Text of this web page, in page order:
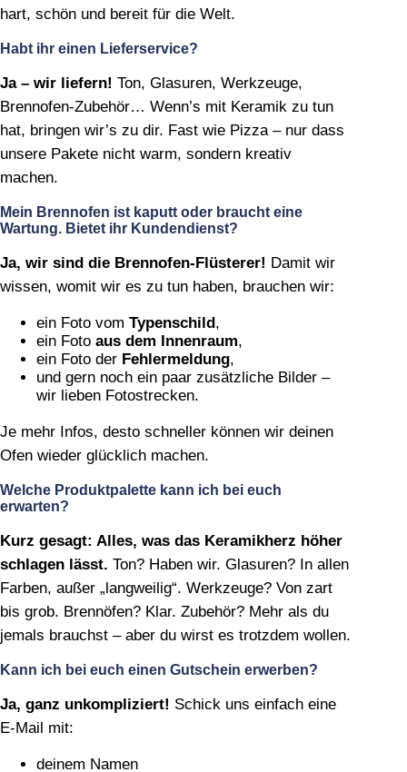
hart, schön und bereit für die Welt.
Habt ihr einen Lieferservice?
Ja – wir liefern! Ton, Glasuren, Werkzeuge,
Brennofen‑Zubehör… Wenn’s mit Keramik zu tun
hat, bringen wir’s zu dir. Fast wie Pizza – nur dass
unsere Pakete nicht warm, sondern kreativ
machen.
Mein Brennofen ist kaputt oder braucht eine
Wartung. Bietet ihr Kundendienst?
Ja, wir sind die Brennofen‑Flüsterer! Damit wir
wissen, womit wir es zu tun haben, brauchen wir:
ein Foto vom Typenschild,
ein Foto aus dem Innenraum,
ein Foto der Fehlermeldung,
und gern noch ein paar zusätzliche Bilder –
wir lieben Fotostrecken.
Je mehr Infos, desto schneller können wir deinen
Ofen wieder glücklich machen.
Welche Produktpalette kann ich bei euch
erwarten?
Kurz gesagt: Alles, was das Keramikherz höher
schlagen lässt. Ton? Haben wir. Glasuren? In allen
Farben, außer „langweilig“. Werkzeuge? Von zart
bis grob. Brennöfen? Klar. Zubehör? Mehr als du
jemals brauchst – aber du wirst es trotzdem wollen.
Kann ich bei euch einen Gutschein erwerben?
Ja, ganz unkompliziert! Schick uns einfach eine
E‑Mail mit:
deinem Namen